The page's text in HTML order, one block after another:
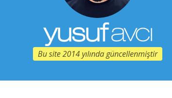
Bu site 2014 yılında güncellenmiştir